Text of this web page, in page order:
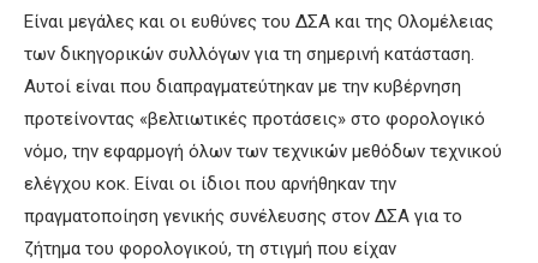
Είναι μεγάλες και οι ευθύνες του ΔΣΑ και της Ολομέλειας
των δικηγορικών συλλόγων για τη σημερινή κατάσταση.
Αυτοί είναι που διαπραγματεύτηκαν με την κυβέρνηση
προτείνοντας «βελτιωτικές προτάσεις» στο φορολογικό
νόμο, την εφαρμογή όλων των τεχνικών μεθόδων τεχνικού
ελέγχου κοκ. Είναι οι ίδιοι που αρνήθηκαν την
πραγματοποίηση γενικής συνέλευσης στον ΔΣΑ για το
ζήτημα του φορολογικού, τη στιγμή που είχαν